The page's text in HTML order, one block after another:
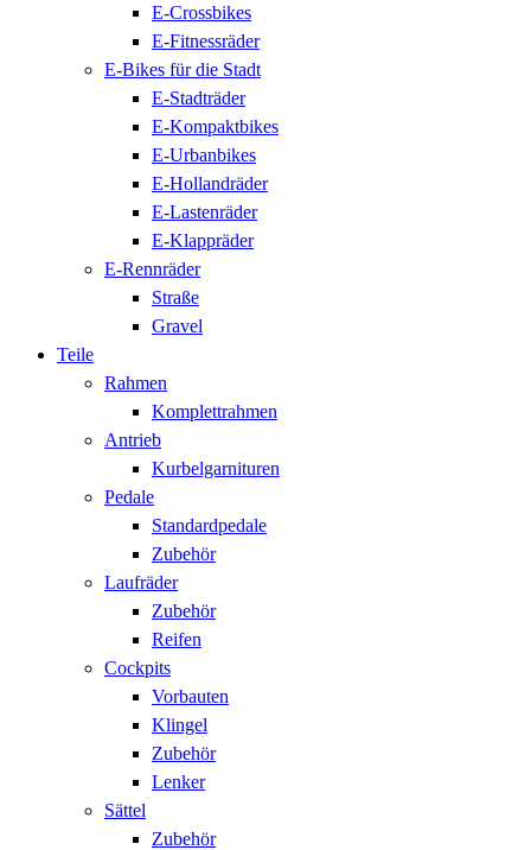
E-Crossbikes
E-Fitnessräder
E-Bikes für die Stadt
E-Stadträder
E-Kompaktbikes
E-Urbanbikes
E-Hollandräder
E-Lastenräder
E-Klappräder
E-Rennräder
Straße
Gravel
Teile
Rahmen
Komplettrahmen
Antrieb
Kurbelgarnituren
Pedale
Standardpedale
Zubehör
Laufräder
Zubehör
Reifen
Cockpits
Vorbauten
Klingel
Zubehör
Lenker
Sättel
Zubehör